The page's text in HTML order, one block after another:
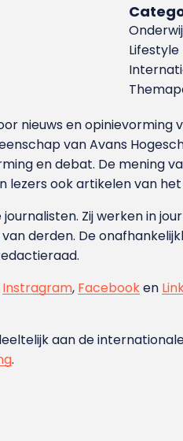
Lifestyle
nieuws en
van Avans
en debat. De mening
lezers ook artikelen van
Zij werken in
derden. De
Instragram, Facebooken
aan de
.